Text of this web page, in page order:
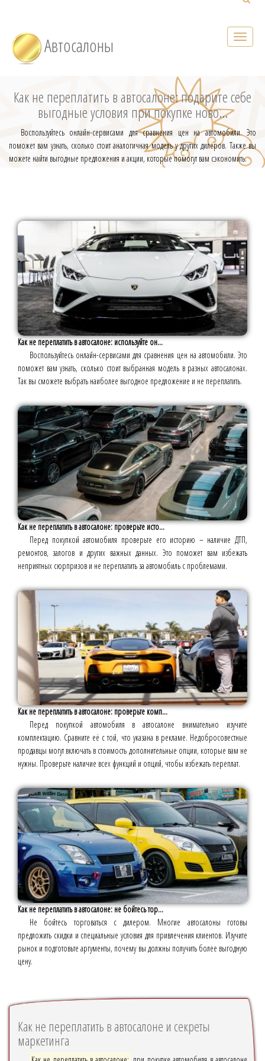
Автосалоны
Как не переплатить в автосалоне: подарите себе
выгодные условия при покупке ново...
Воспользуйтесь онлайн-сервисами для сравнения цен на автомобили. Это
поможет вам узнать, сколько стоит аналогичная модель у других дилеров. Также вы
можете найти выгодные предложения и акции, которые помогут вам сэкономить.
Как не переплатить в автосалоне: используйте он...
Воспользуйтесь онлайн-сервисами для сравнения цен на автомобили. Это
поможет вам узнать, сколько стоит выбранная модель в разных автосалонах.
Так вы сможете выбрать наиболее выгодное предложение и не переплатить.
Как не переплатить в автосалоне: проверьте исто...
Перед покупкой автомобиля проверьте его историю – наличие ДТП,
ремонтов, залогов и других важных данных. Это поможет вам избежать
неприятных сюрпризов и не переплатить за автомобиль с проблемами.
Как не переплатить в автосалоне: проверьте комп...
Перед покупкой автомобиля в автосалоне внимательно изучите
комплектацию. Сравните её с той, что указана в рекламе. Недобросовестные
продавцы могут включать в стоимость дополнительные опции, которые вам не
нужны. Проверьте наличие всех функций и опций, чтобы избежать переплат.
Как не переплатить в автосалоне: не бойтесь тор...
Не бойтесь торговаться с дилером. Многие автосалоны готовы
предложить скидки и специальные условия для привлечения клиентов. Изучите
рынок и подготовьте аргументы, почему вы должны получить более выгодную
цену.
Как не переплатить в автосалоне и секреты
маркетинга